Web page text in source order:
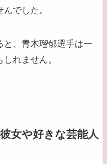
でした。
と、青木瑠郁選手は一
れません。
女や好きな芸能人